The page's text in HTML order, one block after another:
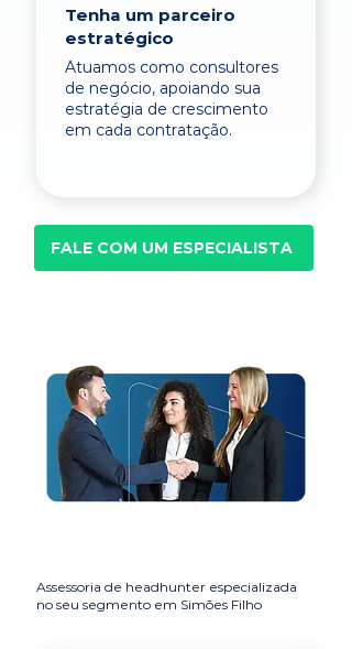
Tenha um parceiro
estratégico
Atuamos como consultores
de negócio, apoiando sua
estratégia de crescimento
em cada contratação.
FALE COM UM ESPECIALISTA
Assessoria de headhunter especializada
no seu segmento em Simões Filho